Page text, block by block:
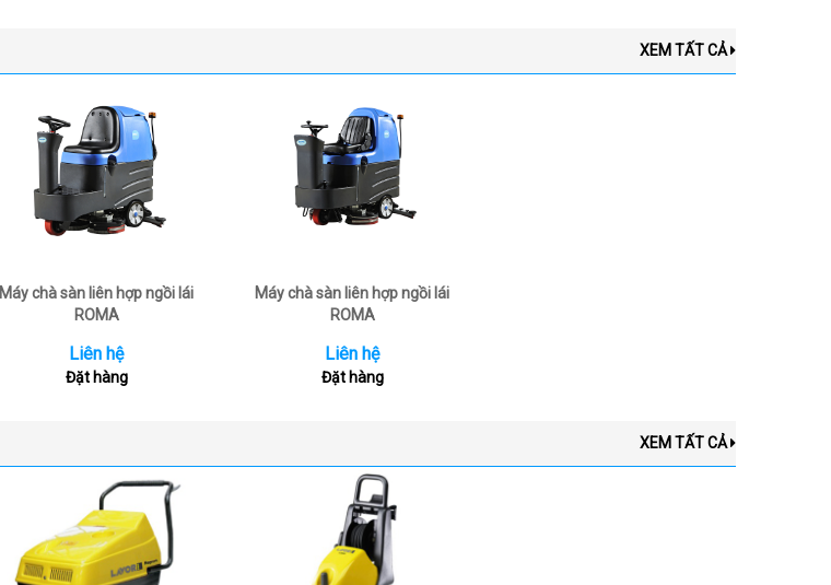
XEM TẤT CẢ
Máy chà sàn liên hợp ngồi lái
ROMA
Liên hệ
Đặt hàng
Máy chà sàn liên hợp ngồi lái
ROMA
Liên hệ
Đặt hàng
XEM TẤT CẢ